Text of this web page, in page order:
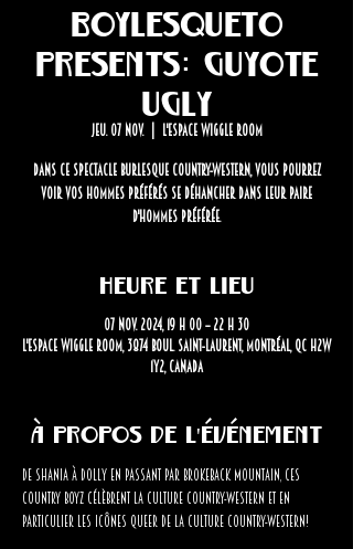
BoylesqueTO
presents: Guyote
Ugly
jeu. 07 nov.
  |
L'Espace Wiggle Room
Dans ce spectacle burlesque country-western, vous pourrez
voir vos hommes préférés se déhancher dans leur paire
d'hommes préférée.
Heure et lieu
07 nov. 2024, 19 h 00 – 22 h 30
L'Espace Wiggle Room, 3874 Boul. Saint-Laurent, Montréal, QC H2W
1Y2, Canada
À propos de l'événement
De Shania à Dolly en passant par Brokeback Mountain, ces
country boyz célèbrent la culture country-western et en
particulier les icônes queer de la culture country-western!